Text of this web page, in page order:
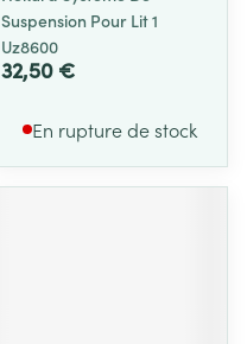
Suspension Pour Lit 1
Uz8600
32,50 €
En rupture de stock